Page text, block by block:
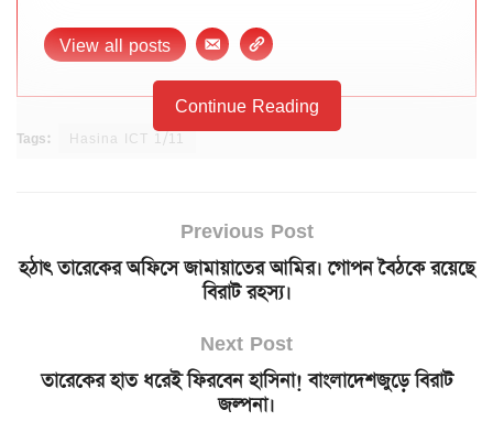
View all posts
Continue Reading
Tags: Hasina ICT 1/11
Previous Post
হঠাৎ তারেকের অফিসে জামায়াতের আমির। গোপন বৈঠকে রয়েছে
বিরাট রহস্য।
Next Post
তারেকের হাত ধরেই ফিরবেন হাসিনা! বাংলাদেশজুড়ে বিরাট
জল্পনা।